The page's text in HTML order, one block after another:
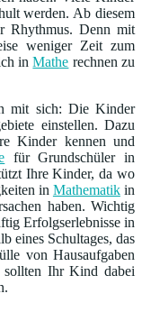
werden. Ab diesem
Rhythmus. Denn mit
weniger Zeit zum
inMathe rechnen zu
mit sich: Die Kinder
einstellen. Dazu
Kinder kennen und
für Grundschüler in
Ihre Kinder, da wo
in Mathematikin
haben. Wichtig
Erfolgserlebnisse in
eines Schultages, das
von Hausaufgaben
sollten Ihr Kind dabei